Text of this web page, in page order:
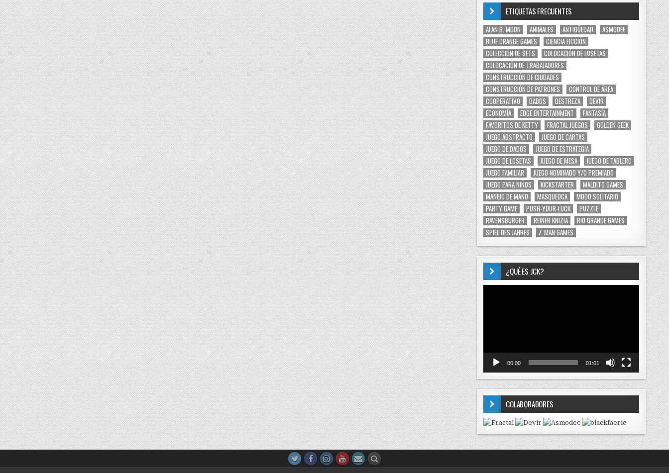
ETIQUETAS FRECUENTES
ALAN R. MOON ANIMALES ANTIGÜEDAD
ASMODEE
BLUE ORANGE GAMES
CIENCIA FICCIÓN
COLECCIÓN DE SETS
COLOCACIÓN DE LOSETAS
COLOCACIÓN DE TRABAJADORES
CONSTRUCCIÓN DE CIUDADES
CONSTRUCCIÓN DE PATRONES
CONTROL DE ÁREA
COOPERATIVO
DADOS DESTREZA
DEVIR
ECONOMÍA
EDGE ENTERTAINMENT
FANTASÍA
FAVORITOS DE KETTY
FRACTAL JUEGOS
GOLDEN GEEK
JUEGO ABSTRACTO
JUEGO DE CARTAS
JUEGO DE DADOS
JUEGO DE ESTRATEGIA
JUEGO DE LOSETAS
JUEGO DE MESA
JUEGO DE TABLERO
JUEGO FAMILIAR
JUEGO NOMINADO Y/O PREMIADO
JUEGO PARA NIÑOS
KICKSTARTER
MALDITO GAMES
MANEJO DE MANO
MASQUEOCA
MODO SOLITARIO
PARTY GAME
PUSH-YOUR-LUCK
PUZZLE
RAVENSBURGER
REINER KNIZIA
RIO GRANDE GAMES
SPIEL DES JAHRES
Z-MAN GAMES
¿QUÉ ES JCK?
00:00 01:01
COLABORADORES